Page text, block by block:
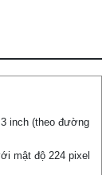
inch (theo đường
mật độ 224 pixel